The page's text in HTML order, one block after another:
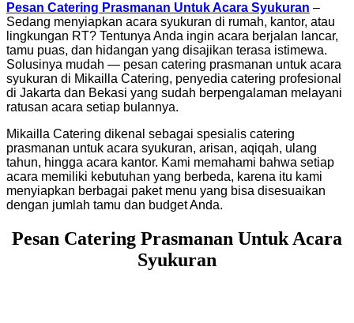
Pesan Catering Prasmanan Untuk Acara Syukuran –
Sedang menyiapkan acara syukuran di rumah, kantor, atau
lingkungan RT? Tentunya Anda ingin acara berjalan lancar,
tamu puas, dan hidangan yang disajikan terasa istimewa.
Solusinya mudah — pesan catering prasmanan untuk acara
syukuran di Mikailla Catering, penyedia catering profesional
di Jakarta dan Bekasi yang sudah berpengalaman melayani
ratusan acara setiap bulannya.
Mikailla Catering dikenal sebagai spesialis catering
prasmanan untuk acara syukuran, arisan, aqiqah, ulang
tahun, hingga acara kantor. Kami memahami bahwa setiap
acara memiliki kebutuhan yang berbeda, karena itu kami
menyiapkan berbagai paket menu yang bisa disesuaikan
dengan jumlah tamu dan budget Anda.
Pesan Catering Prasmanan Untuk Acara
Syukuran